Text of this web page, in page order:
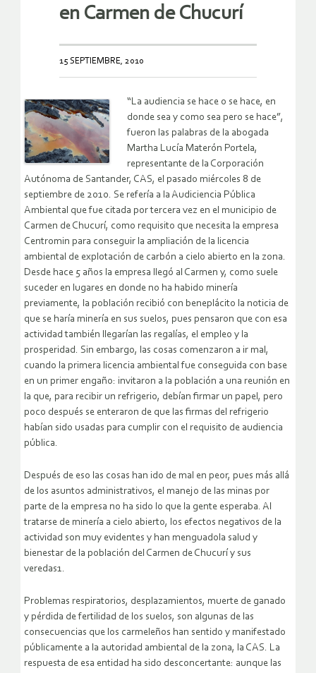
en Carmen de Chucurí
15 SEPTIEMBRE, 2010
“La audiencia se hace o se hace, en
donde sea y como sea pero se hace”,
fueron las palabras de la abogada
Martha Lucía Materón Portela,
representante de la Corporación
Autónoma de Santander, CAS, el pasado miércoles 8 de
septiembre de 2010. Se refería a la Audiciencia Pública
Ambiental que fue citada por tercera vez en el municipio de
Carmen de Chucurí, como requisito que necesita la empresa
Centromin para conseguir la ampliación de la licencia
ambiental de explotación de carbón a cielo abierto en la zona.
Desde hace 5 años la empresa llegó al Carmen y, como suele
suceder en lugares en donde no ha habido minería
previamente, la población recibió con beneplácito la noticia de
que se haría minería en sus suelos, pues pensaron que con esa
actividad también llegarían las regalías, el empleo y la
prosperidad. Sin embargo, las cosas comenzaron a ir mal,
cuando la primera licencia ambiental fue conseguida con base
en un primer engaño: invitaron a la población a una reunión en
la que, para recibir un refrigerio, debían firmar un papel, pero
poco después se enteraron de que las firmas del refrigerio
habían sido usadas para cumplir con el requisito de audiencia
pública.
Después de eso las cosas han ido de mal en peor, pues más allá
de los asuntos administrativos, el manejo de las minas por
parte de la empresa no ha sido lo que la gente esperaba. Al
tratarse de minería a cielo abierto, los efectos negativos de la
actividad son muy evidentes y han menguadola salud y
bienestar de la población del Carmen de Chucurí y sus
veredas1.
Problemas respiratorios, desplazamientos, muerte de ganado
y pérdida de fertilidad de los suelos, son algunas de las
consecuencias que los carmeleños han sentido y manifestado
públicamente a la autoridad ambiental de la zona, la CAS. La
respuesta de esa entidad ha sido desconcertante: aunque las